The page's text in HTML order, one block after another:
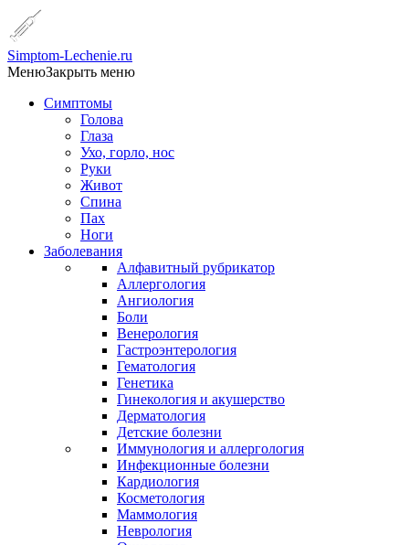
Simptom-Lechenie.ru
МенюЗакрыть меню
Симптомы
Голова
Глаза
Ухо, горло, нос
Руки
Живот
Спина
Пах
Ноги
Заболевания
Алфавитный рубрикатор
Аллергология
Ангиология
Боли
Венерология
Гастроэнтерология
Гематология
Генетика
Гинекология и акушерство
Дерматология
Детские болезни
Иммунология и аллергология
Инфекционные болезни
Кардиология
Косметология
Маммология
Неврология